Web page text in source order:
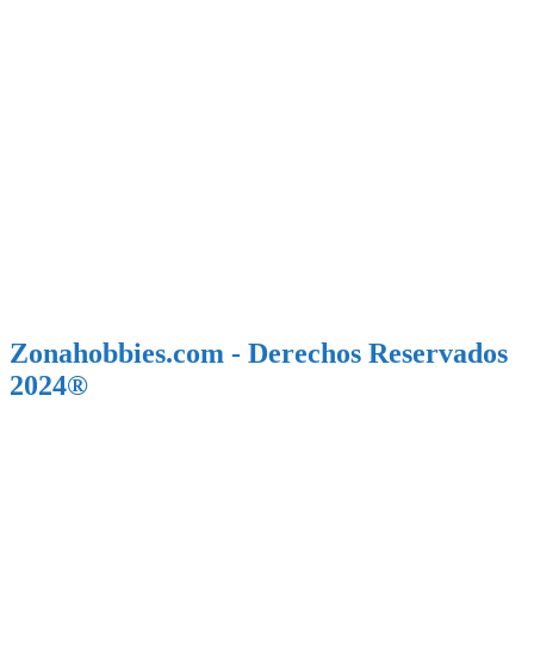
Zonahobbies.com - Derechos Reservados
2024®